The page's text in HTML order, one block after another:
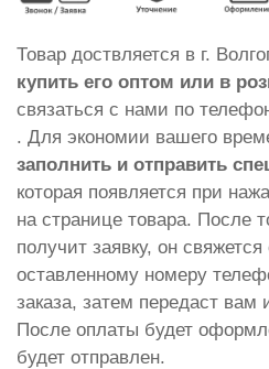
Товар доствляется в г.
купить его оптом или в
связаться с нами по
. Для экономии вашего
заполнить и отправить
которая появляется при
на странице товара. После
получит заявку, он
оставленному номеру
заказа, затем передаст
После оплаты будет
будет отправлен.